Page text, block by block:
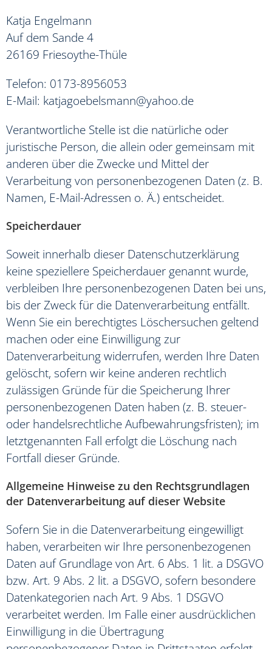
Katja Engelmann
Auf dem Sande 4
26169 Friesoythe-Thüle
Telefon: 0173-8956053
E-Mail: katjagoebelsmann@yahoo.de
Verantwortliche Stelle ist die natürliche oder
juristische Person, die allein oder gemeinsam mit
anderen über die Zwecke und Mittel der
Verarbeitung von personenbezogenen Daten (z. B.
Namen, E-Mail-Adressen o. Ä.) entscheidet.
Speicherdauer
Soweit innerhalb dieser Datenschutzerklärung
keine speziellere Speicherdauer genannt wurde,
verbleiben Ihre personenbezogenen Daten bei uns,
bis der Zweck für die Datenverarbeitung entfällt.
Wenn Sie ein berechtigtes Löschersuchen geltend
machen oder eine Einwilligung zur
Datenverarbeitung widerrufen, werden Ihre Daten
gelöscht, sofern wir keine anderen rechtlich
zulässigen Gründe für die Speicherung Ihrer
personenbezogenen Daten haben (z. B. steuer-
oder handelsrechtliche Aufbewahrungsfristen); im
letztgenannten Fall erfolgt die Löschung nach
Fortfall dieser Gründe.
Allgemeine Hinweise zu den Rechtsgrundlagen
der Datenverarbeitung auf dieser Website
Sofern Sie in die Datenverarbeitung eingewilligt
haben, verarbeiten wir Ihre personenbezogenen
Daten auf Grundlage von Art. 6 Abs. 1 lit. a DSGVO
bzw. Art. 9 Abs. 2 lit. a DSGVO, sofern besondere
Datenkategorien nach Art. 9 Abs. 1 DSGVO
verarbeitet werden. Im Falle einer ausdrücklichen
Einwilligung in die Übertragung